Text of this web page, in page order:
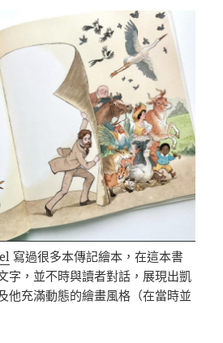
寫過很多本傳記繪本，在這本書
字，並不時與讀者對話，展現出凱
他充滿動態的繪畫風格（在當時並